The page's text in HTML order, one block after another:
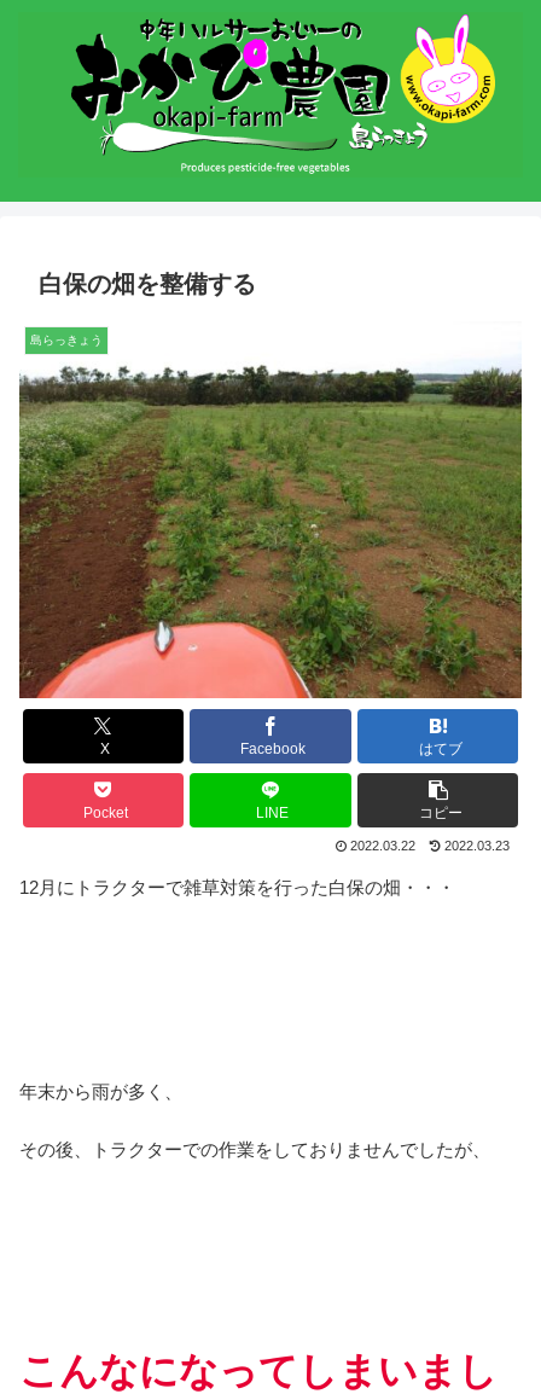
白保の畑を整備する
島らっきょう
X Facebook はてブ
Pocket LINE コピー
2022.03.22 2022.03.23
12月にトラクターで雑草対策を行った白保の畑・・・
年末から雨が多く、
その後、トラクターでの作業をしておりませんでしたが、
こんなになってしまいまし